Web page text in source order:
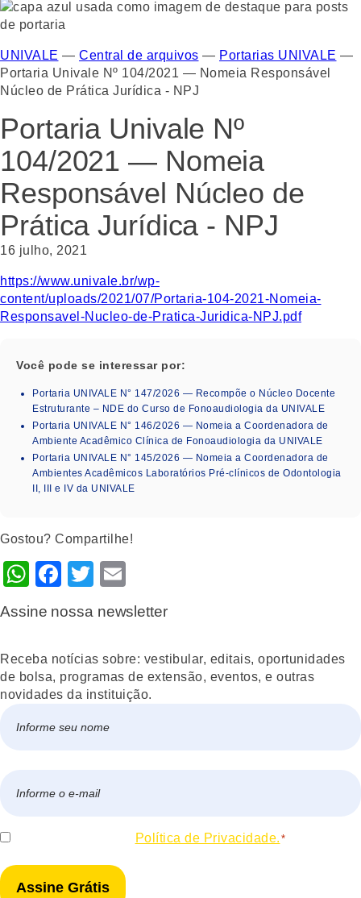
UNIVALE — Central de arquivos — Portarias UNIVALE —
Portaria Univale Nº 104/2021 — Nomeia Responsável
Núcleo de Prática Jurídica - NPJ
Portaria Univale Nº
104/2021 — Nomeia
Responsável Núcleo de
Prática Jurídica - NPJ
16 julho, 2021
https://www.univale.br/wp-
content/uploads/2021/07/Portaria-104-2021-Nomeia-
Responsavel-Nucleo-de-Pratica-Juridica-NPJ.pdf
Você pode se interessar por:
Portaria UNIVALE N° 147/2026 — Recompõe o Núcleo Docente
Estruturante – NDE do Curso de Fonoaudiologia da UNIVALE
Portaria UNIVALE N° 146/2026 — Nomeia a Coordenadora de
Ambiente Acadêmico Clínica de Fonoaudiologia da UNIVALE
Portaria UNIVALE N° 145/2026 — Nomeia a Coordenadora de
Ambientes Acadêmicos Laboratórios Pré-clínicos de Odontologia
II, III e IV da UNIVALE
Gostou? Compartilhe!
WhatsApp
Facebook
Twitter
Assine nossa newsletter
Receba notícias sobre: vestibular, editais, oportunidades
de bolsa, programas de extensão, eventos, e outras
novidades da instituição.
mail
Consentir Política de Privacidade. *